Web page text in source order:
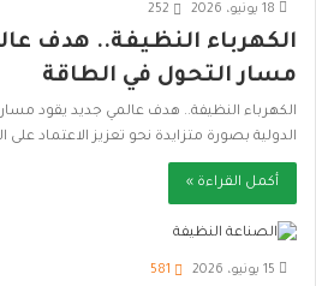
18 يونيو، 2026 252
الكهرباء النظيفة.. هدف
مسار التحول في الطاقة
الكهرباء النظيفة.. هدف عالمي جديد يقود
الدولية بصورة متزايدة نحو تعزيز الاعتماد على
أكمل القراءة »
15 يونيو، 2026 581